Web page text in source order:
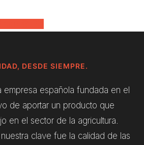
DESDE SIEMPRE.
empresa española fundada en el
de aportar un producto que
en el sector de la agricultura.
clave fue la calidad de las